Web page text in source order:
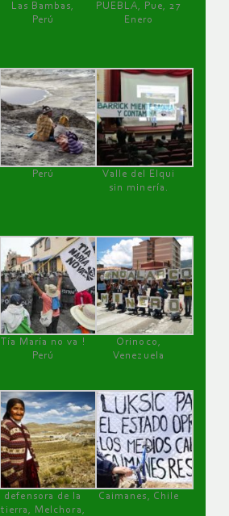
Las Bambas,
Perú
PUEBLA, Pue, 27
Enero
Perú
Valle del Elqui
sin minería.
Tía María no va !
Perú
Orinoco,
Venezuela
defensora de la
tierra, Melchora,
Caimanes, Chile